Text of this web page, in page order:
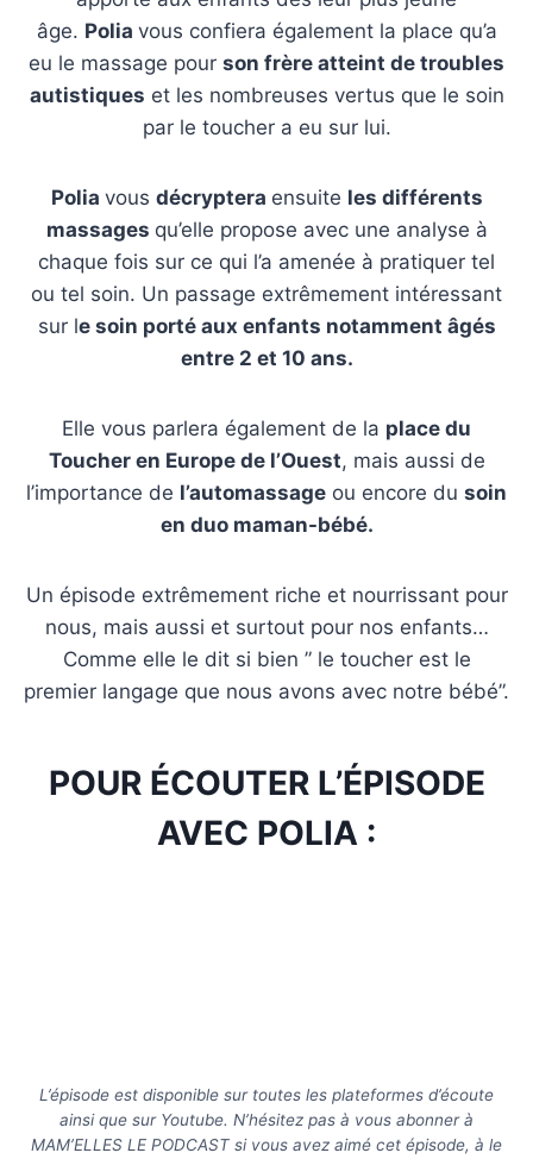
âge. Polia vous confiera également la place qu’a
eu le massage pour son frère atteint de troubles
autistiques et les nombreuses vertus que le soin
par le toucher a eu sur lui.
Polia vous décryptera ensuite les différents
massages qu’elle propose avec une analyse à
chaque fois sur ce qui l’a amenée à pratiquer tel
ou tel soin. Un passage extrêmement intéressant
sur le soin porté aux enfants notamment âgés
entre 2 et 10 ans.
Elle vous parlera également de la place du
Toucher en Europe de l’Ouest, mais aussi de
l’importance de l’automassage ou encore du soin
en duo maman-bébé.
Un épisode extrêmement riche et nourrissant pour
nous, mais aussi et surtout pour nos enfants…
Comme elle le dit si bien ” le toucher est le
premier langage que nous avons avec notre bébé”.
POUR ÉCOUTER L’ÉPISODE
AVEC POLIA :
L’épisode est disponible sur toutes les plateformes d’écoute
ainsi que sur Youtube. N’hésitez pas à vous abonner à
MAM’ELLES LE PODCAST si vous avez aimé cet épisode, à le